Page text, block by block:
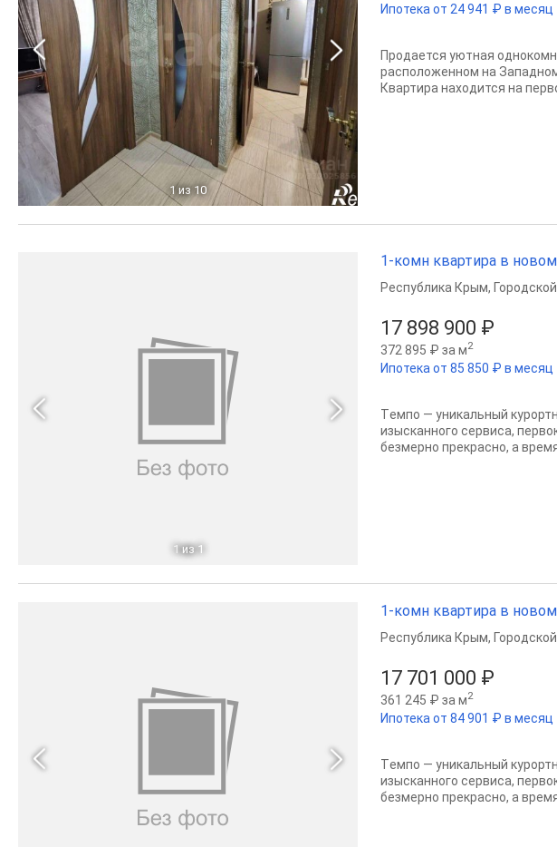
1 из 10
Ипотека от 24 941 ₽ в месяц
Продается уютная
расположенном на
Квартира находится на
1 из 1
1-комн квартира в
17 898 900 ₽
372 895 ₽ за м2
Ипотека от 85 850 ₽ в месяц
Республика Крым,
Tемпо — уникальный
изысканного сервиса,
безмерно прекрасно, а
1-комн квартира в
17 701 000 ₽
361 245 ₽ за м2
Ипотека от 84 901 ₽ в месяц
Республика Крым,
Tемпо — уникальный
изысканного сервиса,
безмерно прекрасно, а